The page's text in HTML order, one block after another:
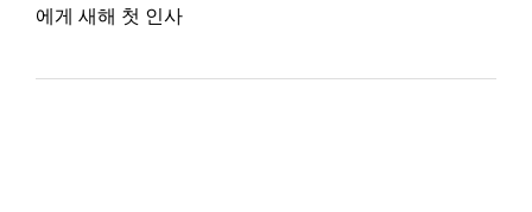
에게 새해 첫 인사